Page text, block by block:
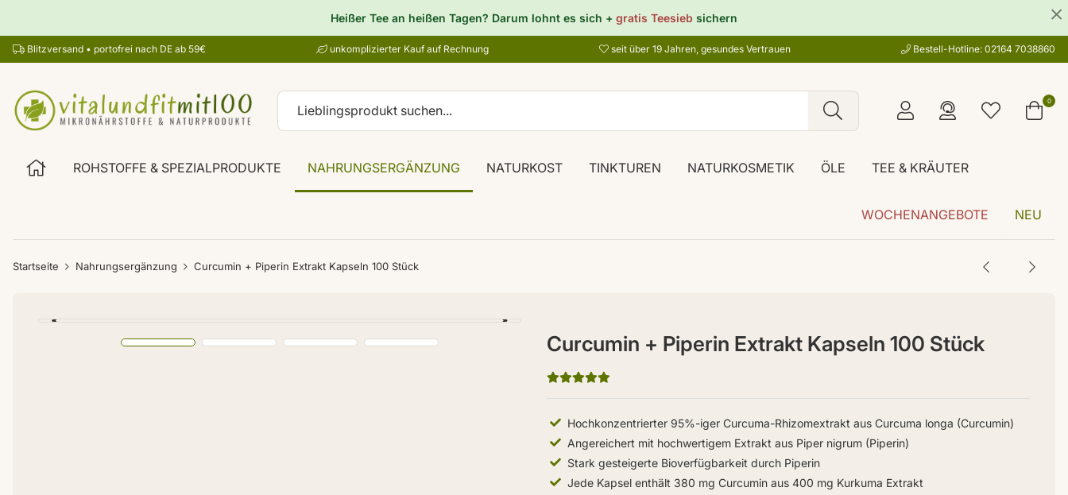
Heißer Tee an heißen Tagen? Darum lohnt es sich + gratis Teesieb sichern
Blitzversand • portofrei nach DE ab 59€ unkomplizierter Kauf auf Rechnung seit über 19 Jahren, gesundes Vertrauen Bestell-Hotline: 02164 7038860
ROHSTOFFE & SPEZIALPRODUKTE NAHRUNGSERGÄNZUNG NATURKOST TINKTUREN NATURKOSMETIK ÖLE TEE & KRÄUTER
WOCHENANGEBOTE NEU
0
Startseite Nahrungsergänzung Curcumin + Piperin Extrakt Kapseln 100 Stück
Curcumin + Piperin Extrakt Kapseln 100 Stück
Hochkonzentrierter 95%-iger Curcuma-Rhizomextrakt aus Curcuma longa (Curcumin)
Angereichert mit hochwertigem Extrakt aus Piper nigrum (Piperin)
Stark gesteigerte Bioverfügbarkeit durch Piperin
Jede Kapsel enthält 380 mg Curcumin aus 400 mg Kurkuma Extrakt